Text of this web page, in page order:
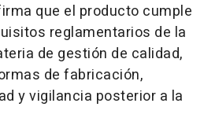
que el producto cumple
reglamentarios de la
de gestión de calidad,
de fabricación,
y vigilancia posterior a la